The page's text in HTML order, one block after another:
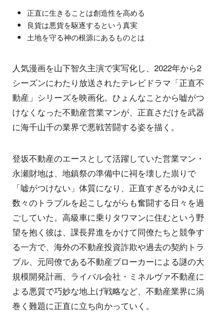
正直に生きることは創造性を高める
良貨は悪貨を駆逐するという真実
土地を守る神の根源にあるものとは
人気漫画を山下智久主演で実写化し、2022年から2
シーズンにわたり放送されたテレビドラマ「正直不
動産」シリーズを映画化。ひょんなことから嘘がつ
けなくなった不動産営業マンが、正直さだけを武器
に海千山千の業界で悪戦苦闘する姿を描く。
登坂不動産のエースとして活躍していた営業マン・
永瀬財地は、地鎮祭の準備中に祠を壊した祟りで
「嘘がつけない」体質になり、正直すぎるがゆえに
数々のトラブルを起こしながらも奮闘する日々を過
ごしていた。高級車に乗りタワマンに住むという野
望を抱く彼は、課長昇進をかけて同僚たちと競争す
る一方で、海外の不動産投資詐欺や過去の契約トラ
ブル、元同僚である不動産ブローカーによる謎の大
規模開発計画、ライバル会社・ミネルヴァ不動産に
よる悪質で巧妙な地上げ戦略など、不動産業界に渦
巻く難題に正直に立ち向かっていく。